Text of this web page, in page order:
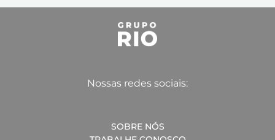
Nossas redes sociais:
SOBRE NÓS